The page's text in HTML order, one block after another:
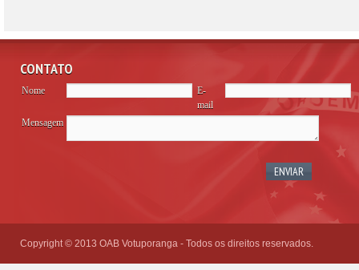
CONTATO
Nome
E-
mail
Mensagem
Copyright © 2013 OAB Votuporanga - Todos os direitos reservados.